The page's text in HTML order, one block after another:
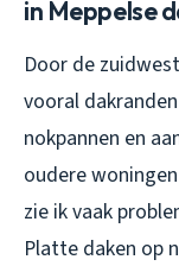
in Meppelse
Door de
vooral
nokpannen en
oudere
zie ik vaak
Platte daken op